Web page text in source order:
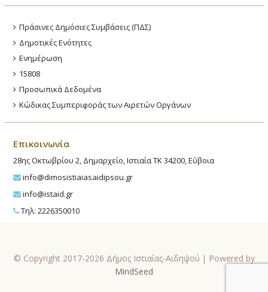
Πράσινες Δημόσιες Συμβάσεις (ΠΔΣ)
Δημοτικές Ενότητες
Ενημέρωση
15808
Προσωπικά Δεδομένα
Κώδικας Συμπεριφοράς των Αιρετών Οργάνων
Επικοινωνία
28ης Οκτωβρίου 2, Δημαρχείο, Ιστιαία ΤΚ 34200, Εύβοια
info@dimosistiaiasaidipsou.gr
info@istaid.gr
Τηλ: 2226350010
© Copyright 2017-2026 Δήμος Ιστιαίας-Αιδηψού | Powered by
MindSeed